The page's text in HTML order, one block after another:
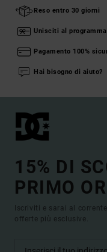
Reso entro 30 giorni
Unisciti al
Pagamento 100%
Hai bisogno di aiuto?
15% DI
PRIMO
Iscriviti e sarai al
offerte più esclusive.